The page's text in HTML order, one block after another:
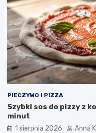
PIECZYWO I PIZZA
Szybki sos do pizzy z
minut
1 sierpnia 2026 Anna